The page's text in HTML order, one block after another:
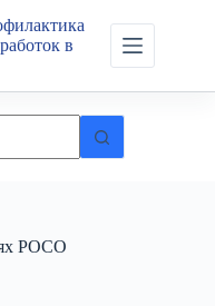
в
POCO